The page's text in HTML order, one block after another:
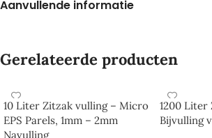
Aanvullende informatie
Gerelateerde producten
10 Liter Zitzak vulling – Micro
EPS Parels, 1mm – 2mm
Navulling
1200 Liter
Bijvulling